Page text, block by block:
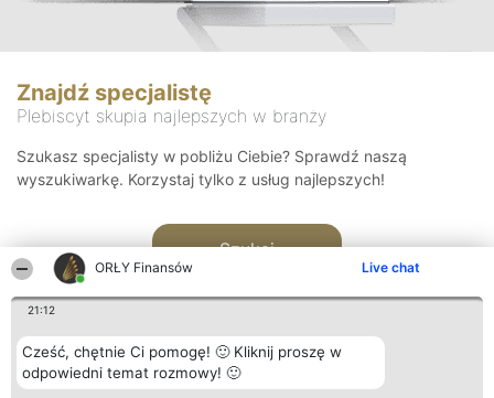
ORŁY Finansów Live chat
21:12
Cześć, chętnie Ci pomogę! 🙂 Kliknij proszę w
odpowiedni temat rozmowy! 🙂
Znajdź specjalistę
Plebiscyt skupia najlepszych w branży
Szukasz specjalisty w pobliżu Ciebie? Sprawdź naszą
wyszukiwarkę. Korzystaj tylko z usług najlepszych!
Szukaj